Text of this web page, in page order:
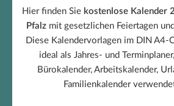
Hier finden Sie kostenlose Kalender
Pfalz mit gesetzlichen Feiertagen
Diese Kalendervorlagen im DIN A4-
ideal als Jahres- und
Bürokalender, Arbeitskalender,
Familienkalender